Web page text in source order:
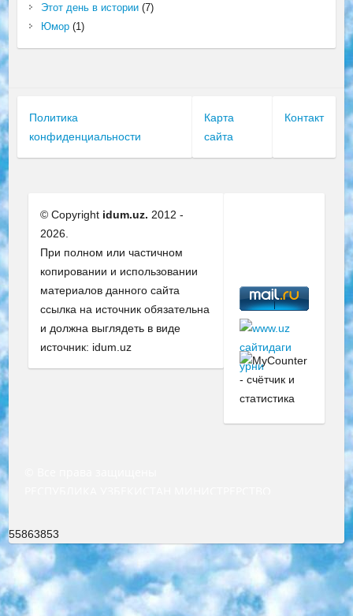
Этот день в истории(7)
Юмор(1)
Политика
конфиденциальности
Карта
сайта
Контакт
© Copyright idum.uz. 2012 -
2026.
При полном или частичном
копировании и использовании
материалов данного сайта
ссылка на источник обязательна
и должна выглядеть в виде
источник: idum.uz
55863853